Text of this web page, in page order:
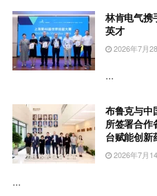
林肯电气携
英才
2026年7月
...
布鲁克与中
所签署合作
台赋能创新
2026年7月
...